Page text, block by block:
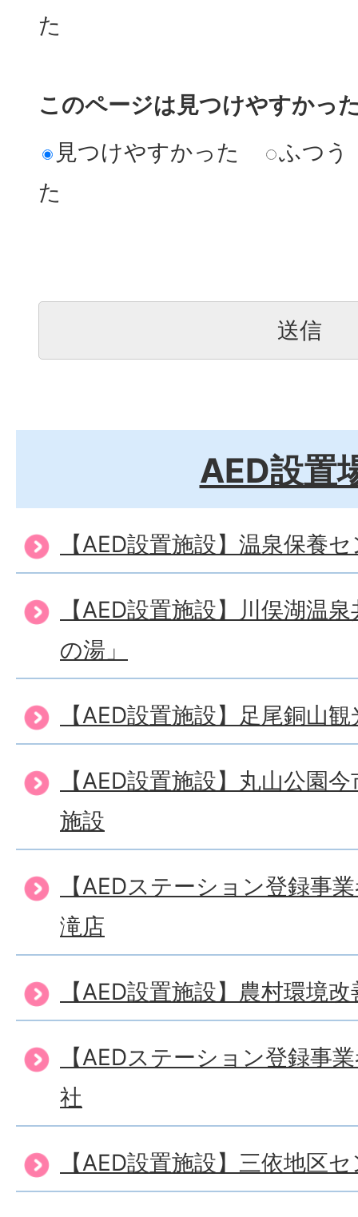
た
このページは見つけやすかっ
見つけやすかった
ふつう
た
AED設置
【AED設置施設】温泉保養
【AED設置施設】川俣湖温
の湯」
【AED設置施設】足尾銅山
【AED設置施設】丸山公園
施設
【AEDステーション登録事
滝店
【AED設置施設】農村環境
【AEDステーション登録事
社
【AED設置施設】三依地区